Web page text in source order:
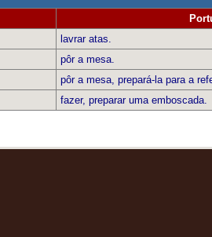
lavrar atas.
pôr a mesa.
pôr a mesa, prepará-la para a
fazer, preparar uma emboscada.